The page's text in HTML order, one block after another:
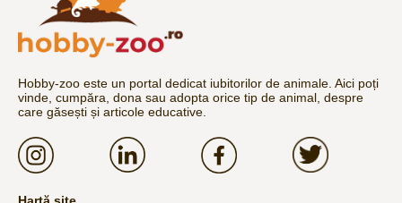
Hobby-zoo este un portal dedicat iubitorilor de animale. Aici poți
vinde, cumpăra, dona sau adopta orice tip de animal, despre
care găsești și articole educative.
Hartă site